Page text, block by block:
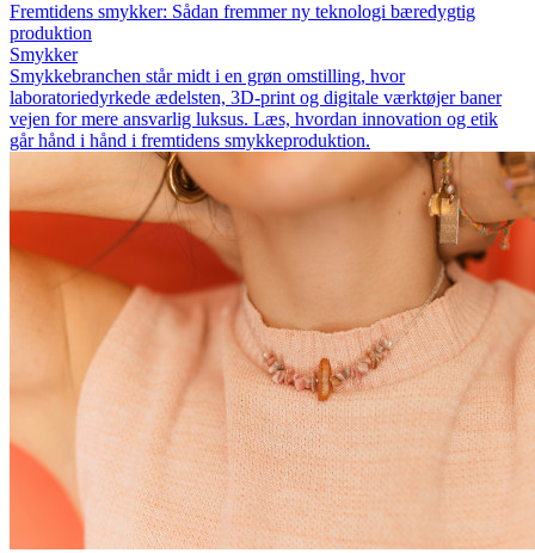
Fremtidens smykker: Sådan fremmer ny teknologi bæredygtig
produktion
Smykker
Smykkebranchen står midt i en grøn omstilling, hvor
laboratoriedyrkede ædelsten, 3D-print og digitale værktøjer baner
vejen for mere ansvarlig luksus. Læs, hvordan innovation og etik
går hånd i hånd i fremtidens smykkeproduktion.